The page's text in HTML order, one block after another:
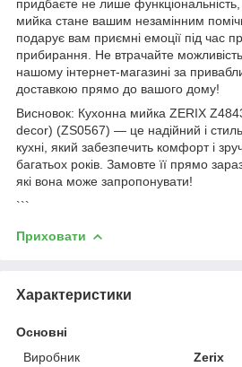
придбаєте не лише
мийка стане вашим незамінним
подарує вам приємні емоції під час
прибирання. Не втрачайте
нашому інтернет-магазині за
доставкою прямо до вашого дому!
Висновок: Кухонна мийка ZERIX
decor) (ZS0567) — це надійний і
кухні, який забезпечить комфорт і
багатьох років. Замовте її прямо зараз
які вона може запропонувати!
```
Приховати
Характеристики
Основні
Виробник
Zerix